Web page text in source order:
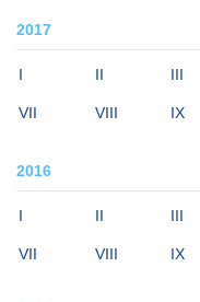
2017
I II III
VII VIII IX
2016
I II III
VII VIII IX